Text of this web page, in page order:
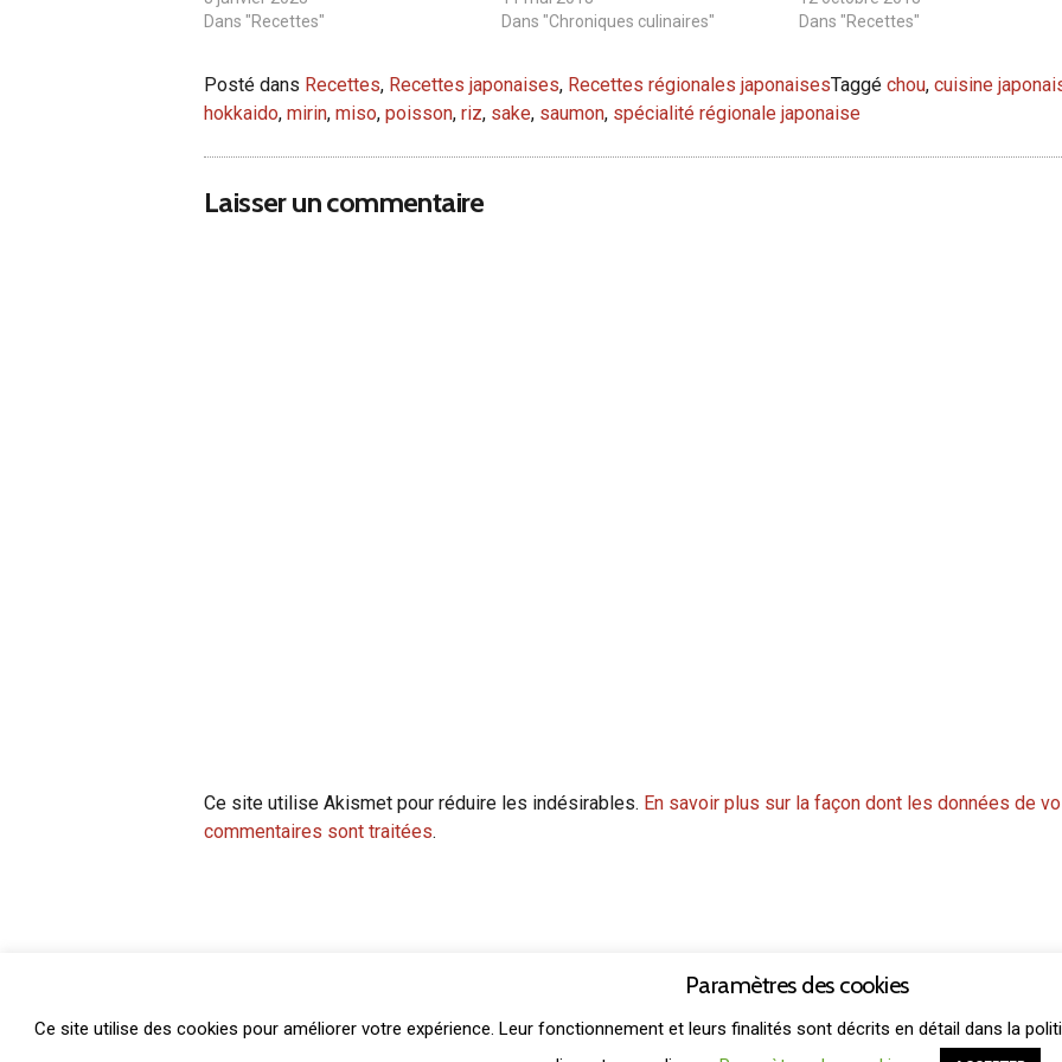
Dans "Recettes"
Dans "Chroniques culinaires"
Dans "Recettes"
Posté dans Recettes, Recettes japonaises, Recettes régionales japonaisesTaggé chou, cuisine
hokkaido, mirin, miso, poisson, riz, sake, saumon, spécialité régionale japonaise
Laisser un commentaire
Ce site utilise Akismet pour réduire les indésirables. En savoir plus sur la façon dont les données de
commentaires sont traitées.
Paramètres des cookies
Ce site utilise des cookies pour améliorer votre expérience. Leur fonctionnement et leurs finalités sont décrits en détail dans la